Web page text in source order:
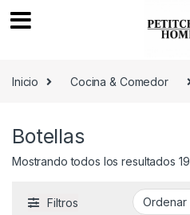
Inicio
Cocina & Comedor
Botellas
Mostrando todos los resultados 19
Filtros